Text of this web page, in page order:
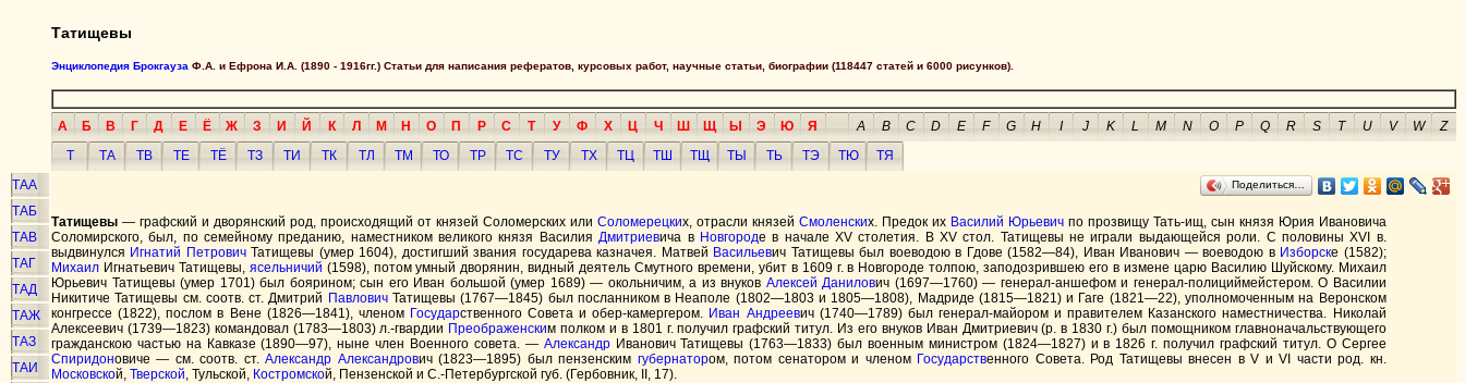
Татищевы
Энциклопедия Брокгауза Ф.А. и Ефрона И.А. (1890 - 1916гг.) Статьи для написания рефератов, курсовых работ, научные статьи, биографии (118447 статей и 6000 рисунков).
А Б В Г Д Е Ё Ж З И Й К Л М Н О П Р С Т У Ф Х Ц Ч Ш Щ Ы Э Ю Я A B C D E F G H I J K L M N O P Q R S T U V W
Z
Т
ТА ТВ ТЕ ТЁ ТЗ ТИ ТК ТЛ ТМ ТО ТР ТС ТУ ТХ ТЦ ТШ ТЩ ТЫ ТЬ ТЭ ТЮ
ТЯ
ТАА
ТАБ
ТАВ
ТАГ
ТАД
ТАЖ
ТАЗ
ТАИ
Поделиться…
Татищевы — графский и дворянский род, происходящий от князей Соломерских или Соломерецких, отрасли князей Смоленских. Предок их Василий Юрьевичпо прозвищу Тать-ищ, сын князя Юрия Ивановича
Соломирского, был, по семейному преданию, наместником великого князя ВасилияДмитриевича в Новгороде в начале XV столетия. В XV стол. Татищевы не играли выдающейся роли. С половины XVI в.
выдвинулся Игнатий ПетровичТатищевы (умер 1604), достигший звания государева казначея. Матвей Васильевич Татищевы был воеводою в Гдове (1582—84), Иван Иванович — воеводою в Изборске (1582);
Михаил Игнатьевич Татищевы, ясельничий (1598), потом умный дворянин, видный деятель Смутного времени, убит в 1609 г. в Новгороде толпою, заподозрившею его в измене царю Василию Шуйскому. Михаил
Юрьевич Татищевы (умер 1701) был боярином; сын его Иван большой (умер 1689) — окольничим, а из внуков Алексей Данилович (1697—1760) — генерал-аншефом и генерал-полициймейстером. О Василии
Никитиче Татищевы см. соотв. ст. Дмитрий ПавловичТатищевы (1767—1845) был посланником в Неаполе (1802—1803 и 1805—1808), Мадриде (1815—1821) и Гаге (1821—22), уполномоченным на Веронском
конгрессе (1822), послом в Вене (1826—1841), членом Государственного Совета и обер-камергером. Иван Андреевич (1740—1789) был генерал-майором и правителем Казанского наместничества. Николай
Алексеевич (1739—1823) командовал (1783—1803) л.-гвардии Преображенским полком и в 1801 г. получил графский титул. Из его внуков Иван Дмитриевич (р. в 1830 г.) был помощником главноначальствующего
гражданскою частью на Кавказе (1890—97), ныне член Военного совета. — АлександрИванович Татищевы (1763—1833) был военным министром (1824—1827) и в 1826 г. получил графский титул. О Сергее
Спиридоновиче — см. соотв. ст.Александр Александрович (1823—1895) был пензенским губернатором, потом сенатором и членом Государственного Совета. Род Татищевы внесен в V и VI части род. кн.
Московской, Тверской, Тульской, Костромской, Пензенской и С.-Петербургской губ. (Гербовник, II, 17).